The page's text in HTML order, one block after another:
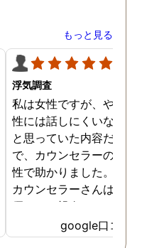
もっと見る
浮気調査
私は女性ですが、やはり
性には話しにくいな。。
と思っていた内容だった
で、カウンセラーの方が
性で助かりました。MR
カウンセラーさんはすご
優しくて親身になって話
聞いてくれるので思わず
を流して話してしまいま
google口コミ